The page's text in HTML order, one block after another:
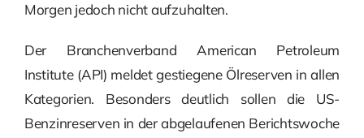
Morgen jedoch nicht aufzuhalten.
Der Branchenverband American Petroleum
Institute (API) meldet gestiegene Ölreserven in allen
Kategorien. Besonders deutlich sollen die US-
Benzinreserven in der abgelaufenen Berichtswoche